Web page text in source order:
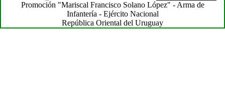
Promoción "Mariscal Francisco Solano López" - Arma de
Infantería - Ejército Nacional
República Oriental del Uruguay